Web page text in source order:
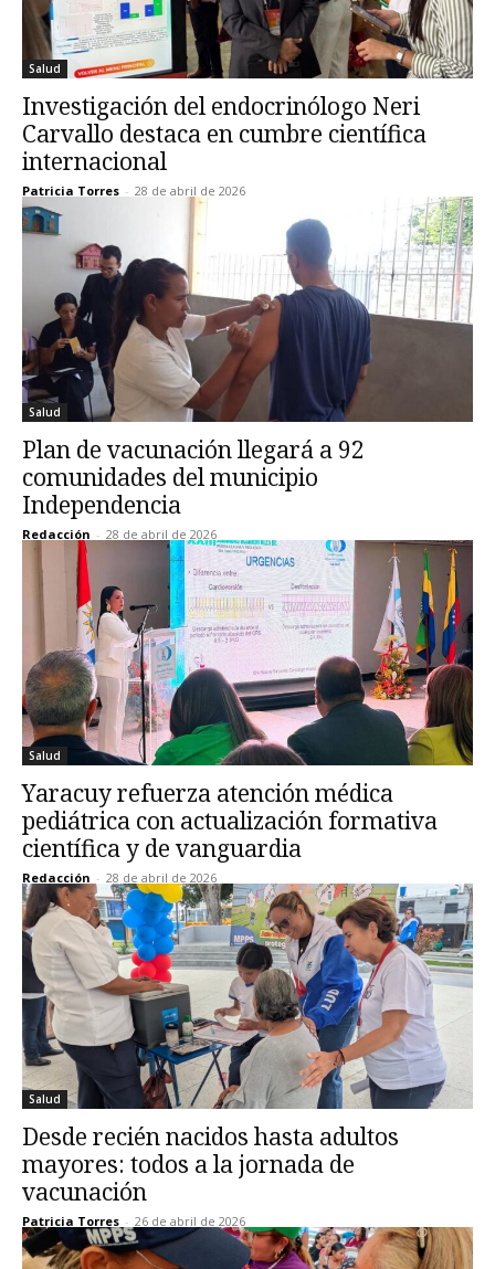
Salud
Investigación del endocrinólogo Neri
Carvallo destaca en cumbre científica
internacional
Patricia Torres - 28 de abril de 2026
Salud
Plan de vacunación llegará a 92
comunidades del municipio
Independencia
Redacción - 28 de abril de 2026
Salud
Yaracuy refuerza atención médica
pediátrica con actualización formativa
científica y de vanguardia
Redacción - 28 de abril de 2026
Salud
Desde recién nacidos hasta adultos
mayores: todos a la jornada de
vacunación
Patricia Torres - 26 de abril de 2026